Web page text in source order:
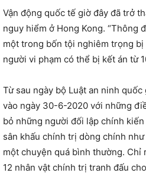
Vận động quốc tế giờ đây đã trở
nguy hiểm ở Hong Kong. “Thông
một trong bốn tội nghiêm trọng bị
người vi phạm có thể bị kết án từ
Từ sau ngày bộ Luật an ninh
vào ngày 30-6-2020 với những
bỏ những người đối lập chính
sân khấu chính trị dòng chính
một chuyện quá bình thường. Chỉ
12 nhân vật chính trị tranh đấu